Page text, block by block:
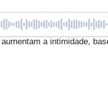
a intimidade,